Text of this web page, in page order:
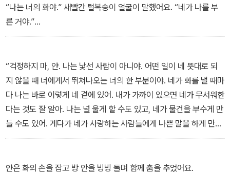
쉬면서 점점 화를 가라앉히고 기분이 좋아지게 된다.
얀이 자기가 화가 났다는 것을 깨닫고, 마음을 편안하게 만드는 방법
지, 책의 내용을 두고 아이와 함께 대화해보면 부모님이 자녀를 사랑
하고 이해하는 긍정적인 마음이 아이에게 전달되어 아이가 자신의 감
정을 스스로 조절하는 능력이 더욱 좋아지게 될 것이다.
“나는 너의 화야.” 새빨간 털복숭이 얼굴이 말했어요. “네가 나를 부
른 거야.”
“나의 화라고?”
“네가 여기 온 걸 할아버지도 아셔? 나는 낯선 사람과 이야기하면 안
돼.”
“걱정하지 마, 얀. 나는 낯선 사람이 아니야. 어떤 일이 네 뜻대로 되
지 않을 때 너에게서 뛰쳐나오는 너의 한 부분이야. 네가 화를 낼 때마
다 나는 바로 이렇게 네 곁에 있어. 내가 가까이 있으면 네가 무서워한
다는 것도 잘 알아. 나는 널 울게 할 수도 있고, 네가 물건을 부수게 만
들 수도 있어. 게다가 네가 사랑하는 사람들에게 나쁜 말을 하게 만들
수도 있어.”
“이리 와. 너에게 보여줄 게 있어.”
얀은 화의 손을 잡고 방 안을 빙빙 돌며 함께 춤을 추었어요.